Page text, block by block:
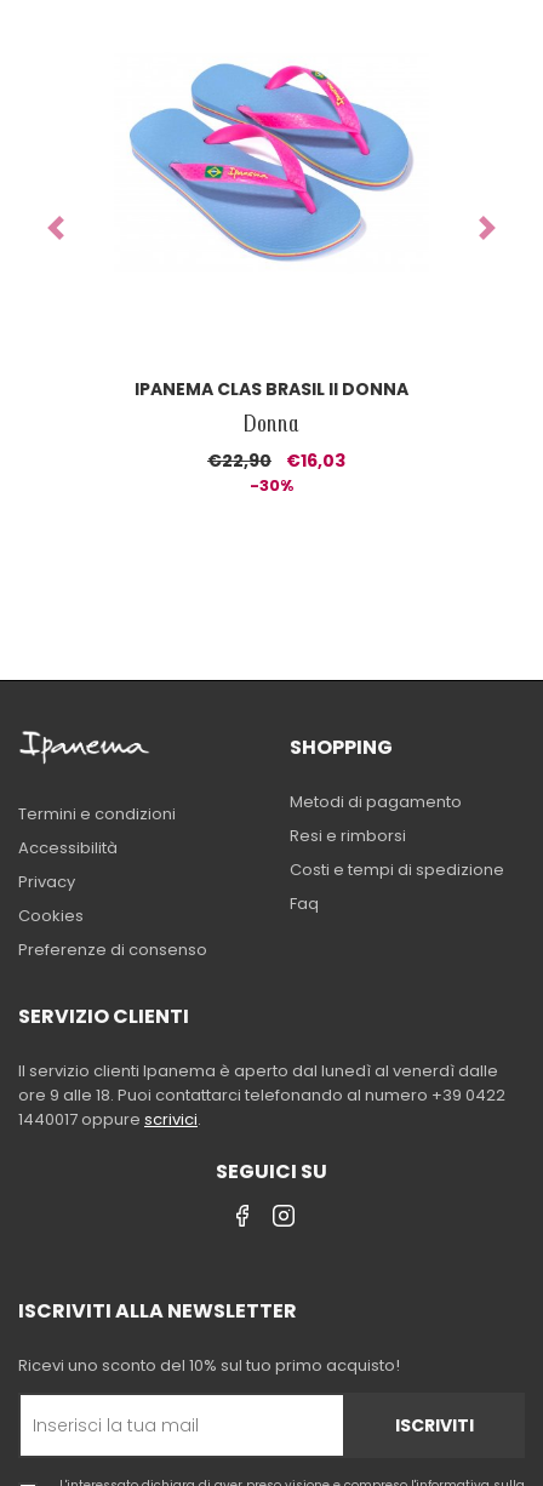
IPANEMA CLAS BRASIL II DONNA
Donna
€22,90 €16,03
-30%
Previous Next
Termini e condizioni
Accessibilità
Privacy
Cookies
Preferenze di consenso
SHOPPING
Metodi di pagamento
Resi e rimborsi
Costi e tempi di spedizione
Faq
SERVIZIO CLIENTI
Il servizio clienti Ipanema è aperto dal lunedì al venerdì dalle
ore 9 alle 18. Puoi contattarci telefonando al numero +39 0422
1440017 oppure scrivici.
SEGUICI SU
ISCRIVITI ALLA NEWSLETTER
Ricevi uno sconto del 10% sul tuo primo acquisto!
ISCRIVITI